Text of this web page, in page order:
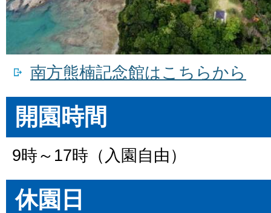
南方熊楠記念館はこちらから
開園時間
9時～17時（入園自由）
休園日